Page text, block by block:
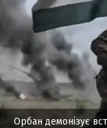
Орбан демонізує